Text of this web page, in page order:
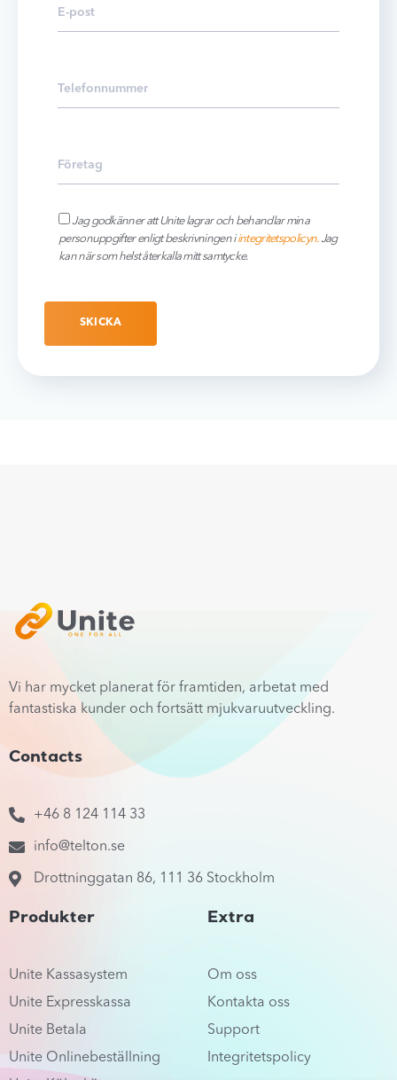
Jag godkänner att Unite lagrar och behandlar mina
personuppgifter enligt beskrivningen iintegritetspolicyn.Jag
kan när som helst återkalla mitt samtycke.
Vi har mycket planerat för framtiden, arbetat med
fantastiska kunder och fortsätt mjukvaruutveckling.
Contacts
+46 8 124 114 33
info@telton.se
Drottninggatan 86, 111 36 Stockholm
Produkter
Unite Kassasystem
Unite Expresskassa
Unite Betala
Unite Onlinebeställning
Extra
Om oss
Kontakta oss
Support
Integritetspolicy